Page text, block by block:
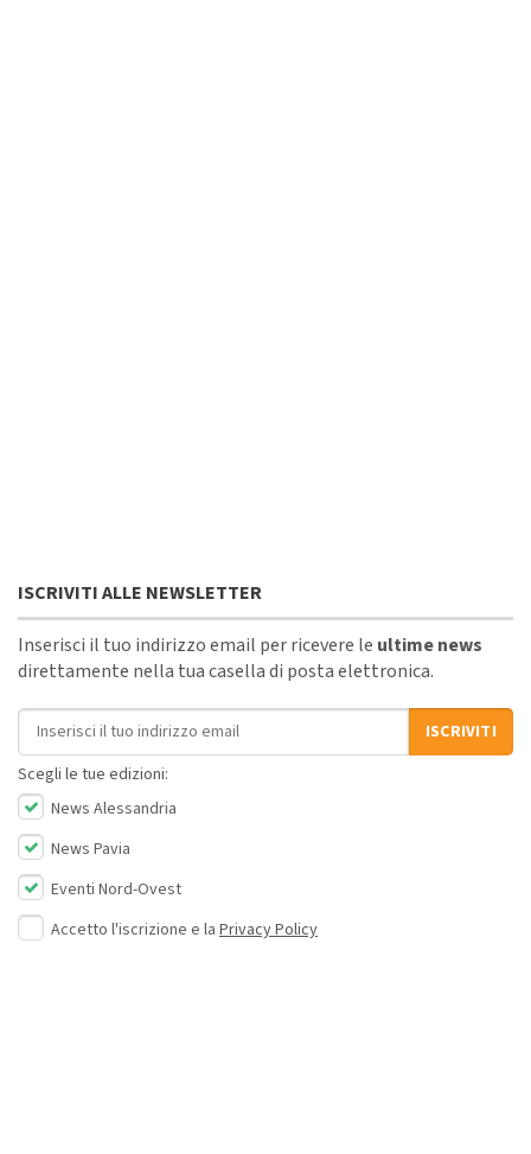
ISCRIVITI ALLE NEWSLETTER
Inserisci il tuo indirizzo email per ricevere le ultime news
direttamente nella tua casella di posta elettronica.
Indirizzo email
ISCRIVITI
Scegli le tue edizioni:
News Alessandria
News Pavia
Eventi Nord-Ovest
Accetto l'iscrizione e la Privacy Policy